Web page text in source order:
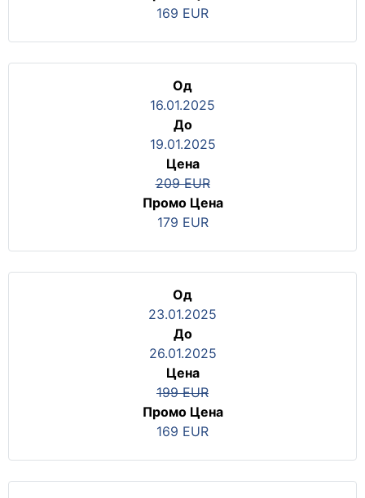
169 EUR
Од
16.01.2025
До
19.01.2025
Цена
209 EUR
Промо Цена
179 EUR
Од
23.01.2025
До
26.01.2025
Цена
199 EUR
Промо Цена
169 EUR